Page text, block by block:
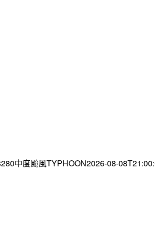
中度颱風TYPHOON2026-08-